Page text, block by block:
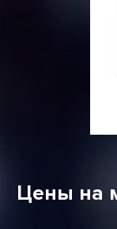
Цены на